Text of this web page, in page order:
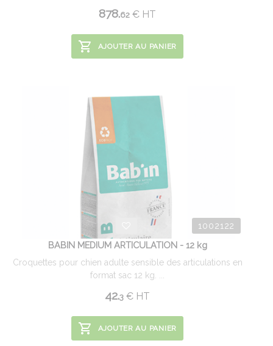
878.62 € HT
AJOUTER AU PANIER
1002122
BABIN MEDIUM ARTICULATION - 12 kg
Croquettes pour chien adulte sensible des articulations en
format sac 12 kg. ...
42.3 € HT
AJOUTER AU PANIER